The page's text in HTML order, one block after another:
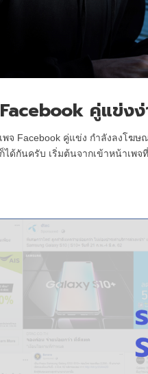
คู่แข่งง่
พจ Facebook คู่แข่ง กำลังลงโฆ
ได้กันครับ เริ่มต้นจากเข้าหน้าเพ